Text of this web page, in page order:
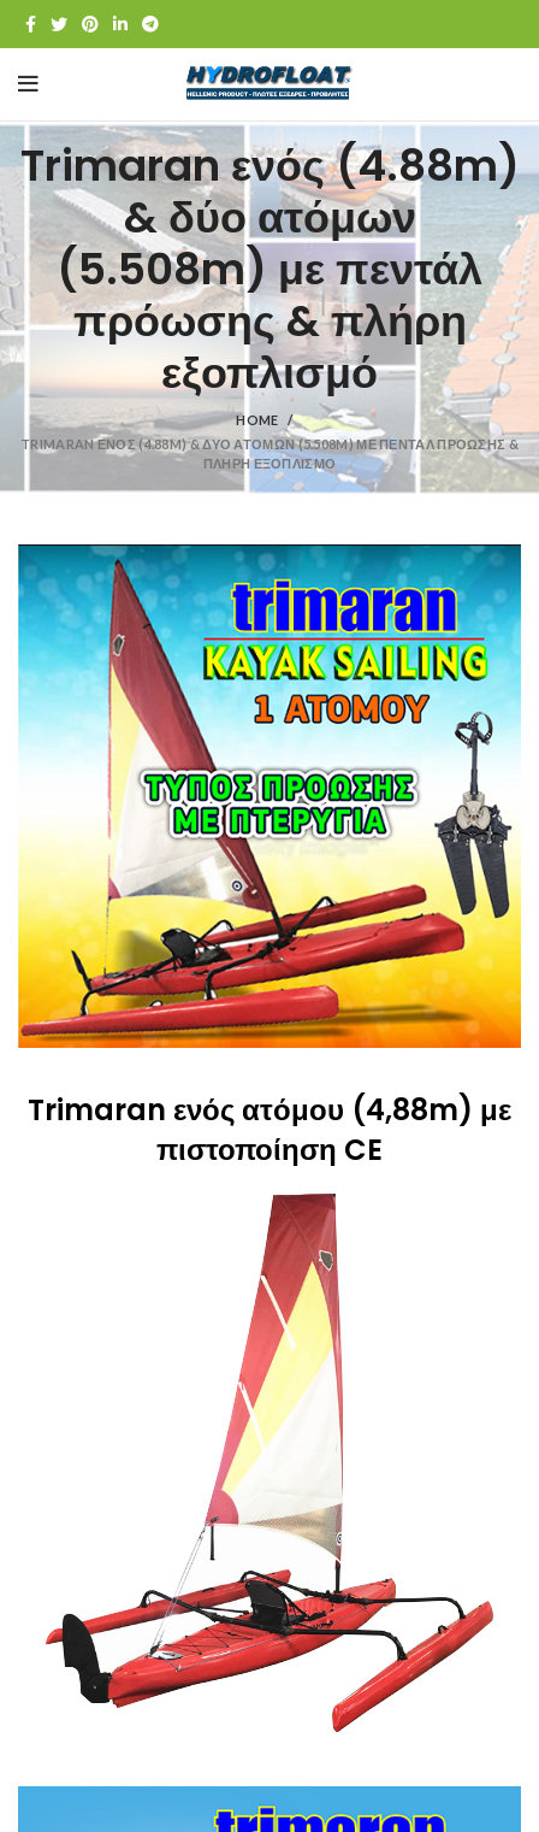
Trimaran ενός (4.88m)
& δύο ατόμων
(5.508m) με πεντάλ
πρόωσης & πλήρη
εξοπλισμό
HOME
TRIMARAN ΕΝΌΣ (4.88M) & ΔΎΟ ΑΤΌΜΩΝ (5.508M) ΜΕ ΠΕΝΤΆΛ ΠΡΌΩΣΗΣ &
ΠΛΉΡΗ ΕΞΟΠΛΙΣΜΌ
Trimaran ενός ατόμου (4,88m) με
πιστοποίηση CE